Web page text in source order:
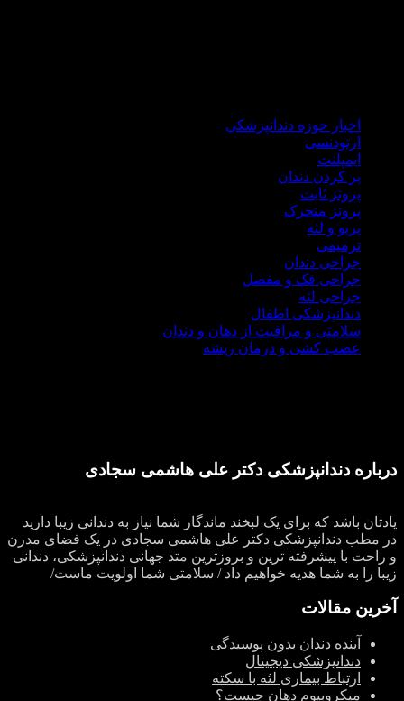
اخبار حوزه دندانپزشکی
ارتودنسی
ایمپلنت
پر کردن دندان
پروتز ثابت
پروتز متحرک
پریو و لثه
ترمیمی
جراحی دندان
جراحی فک و مفصل
جراحی لثه
دندانپزشکی اطفال
سلامتی و مراقبت از دهان و دندان
عصب کشی و درمان ریشه
درباره دندانپزشکی دکتر علی هاشمی سجادی
یادتان باشد که برای یک لبخند ماندگار شما نیاز به دندانی زیبا دارید
در مطب دندانپزشکی دکتر علی هاشمی سجادی در یک فضای مدرن
و راحت با پیشرفته ترین و بروزترین متد جهانی دندانپزشکی، دندانی
زیبا را به شما هدیه خواهیم داد / سلامتی شما اولویت ماست/
آخرین مقالات
آینده دندان بدون پوسیدگی
دندانپزشکی دیجیتال
ارتباط بیماری لثه با سکته
میکروبیوم دهان چیست؟